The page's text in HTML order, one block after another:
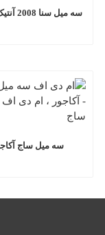
سه میل سنا 2008 آنتیک زیتون
سه میل ساج